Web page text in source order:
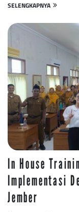
SELENGKAPNYA
In House
Implementasi
Jember